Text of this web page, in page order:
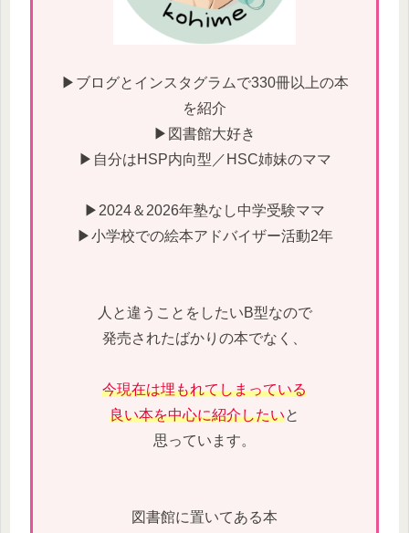
▶ブログとインスタグラムで330冊以上の本
を紹介
▶図書館大好き
▶自分はHSP内向型／HSC姉妹のママ
▶2024＆2026年塾なし中学受験ママ
▶小学校での絵本アドバイザー活動2年
人と違うことをしたいB型なので
発売されたばかりの本でなく、
今現在は埋もれてしまっている
良い本を中心に紹介したいと
思っています。
図書館に置いてある本